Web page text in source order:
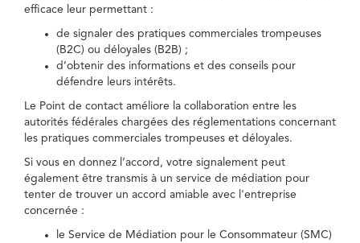
efficace leur permettant :
de signaler des pratiques commerciales trompeuses
(B2C) ou déloyales (B2B) ;
d’obtenir des informations et des conseils pour
défendre leurs intérêts.
Le Point de contact améliore la collaboration entre les
autorités fédérales chargées des réglementations concernant
les pratiques commerciales trompeuses et déloyales.
Si vous en donnez l’accord, votre signalement peut
également être transmis à un service de médiation pour
tenter de trouver un accord amiable avec l'entreprise
concernée :
le Service de Médiation pour le Consommateur (SMC)